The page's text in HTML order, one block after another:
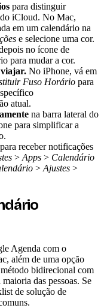
para distinguir
iCloud. No Mac,
em um calendário na
e selecione uma cor.
no ícone de
para mudar a cor.
viajar. No iPhone, vá em
Fuso Horário para
atual.
na barra lateral do
para simplificar a
para receber notificações
> Apps > Calendário
> Ajustes >
Agenda com o
além de uma opção
bidirecional com
das pessoas. Se
de solução de